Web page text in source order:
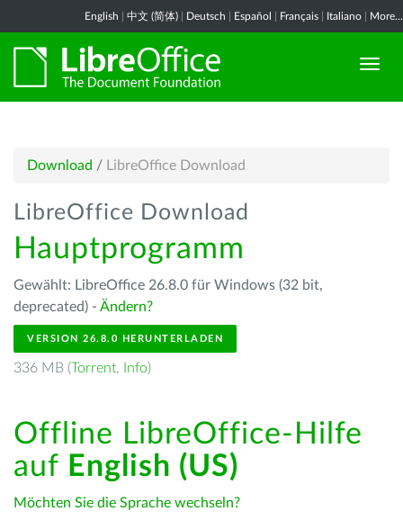
English 中文 (简体) Deutsch Español Français Italiano More...
Download / LibreOffice Download
LibreOffice Download
Hauptprogramm
Gewählt: LibreOffice 26.8.0 für Windows (32 bit,
deprecated) - Ändern?
VERSION 26.8.0 HERUNTERLADEN
336 MB (Torrent, Info)
Offline LibreOffice-Hilfe
auf English (US)
Möchten Sie die Sprache wechseln?